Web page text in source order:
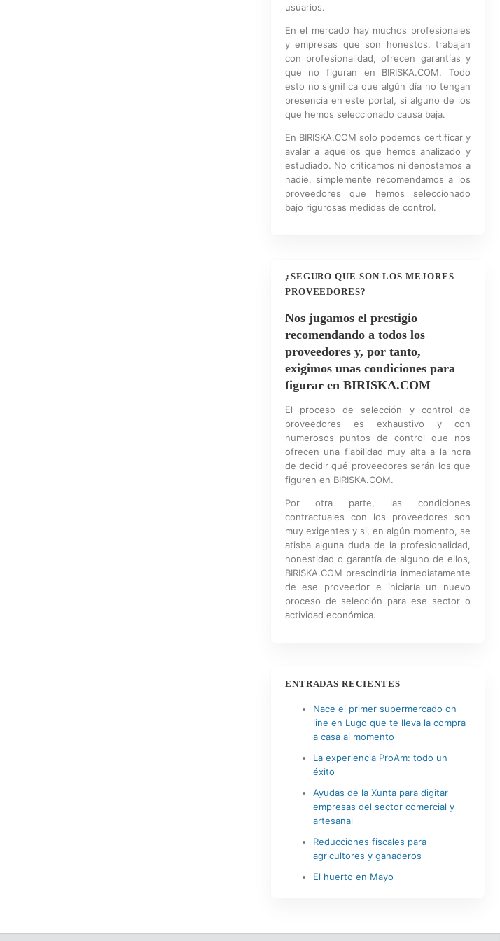
usuarios.
En el mercado hay muchos profesionales
y empresas que son honestos, trabajan
con profesionalidad, ofrecen garantías y
que no figuran en BIRISKA.COM. Todo
esto no significa que algún día no tengan
presencia en este portal, si alguno de los
que hemos seleccionado causa baja.
En BIRISKA.COM solo podemos certificar y
avalar a aquellos que hemos analizado y
estudiado. No criticamos ni denostamos a
nadie, simplemente recomendamos a los
proveedores que hemos seleccionado
bajo rigurosas medidas de control.
¿SEGURO QUE SON LOS MEJORES
PROVEEDORES?
Nos jugamos el prestigio
recomendando a todos los
proveedores y, por tanto,
exigimos unas condiciones para
figurar en BIRISKA.COM
El proceso de selección y control de
proveedores es exhaustivo y con
numerosos puntos de control que nos
ofrecen una fiabilidad muy alta a la hora
de decidir qué proveedores serán los que
figuren en BIRISKA.COM.
Por otra parte, las condiciones
contractuales con los proveedores son
muy exigentes y si, en algún momento, se
atisba alguna duda de la profesionalidad,
honestidad o garantía de alguno de ellos,
BIRISKA.COM prescindiría inmediatamente
de ese proveedor e iniciaría un nuevo
proceso de selección para ese sector o
actividad económica.
ENTRADAS RECIENTES
Nace el primer supermercado on
line en Lugo que te lleva la compra
a casa al momento
La experiencia ProAm: todo un
éxito
Ayudas de la Xunta para digitar
empresas del sector comercial y
artesanal
Reducciones fiscales para
agricultores y ganaderos
El huerto en Mayo